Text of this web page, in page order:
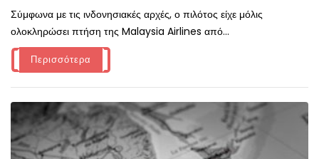
Σύμφωνα με τις ινδονησιακές αρχές, ο πιλότος είχε μόλις
ολοκληρώσει πτήση της Malaysia Airlines από...
Περισσότερα